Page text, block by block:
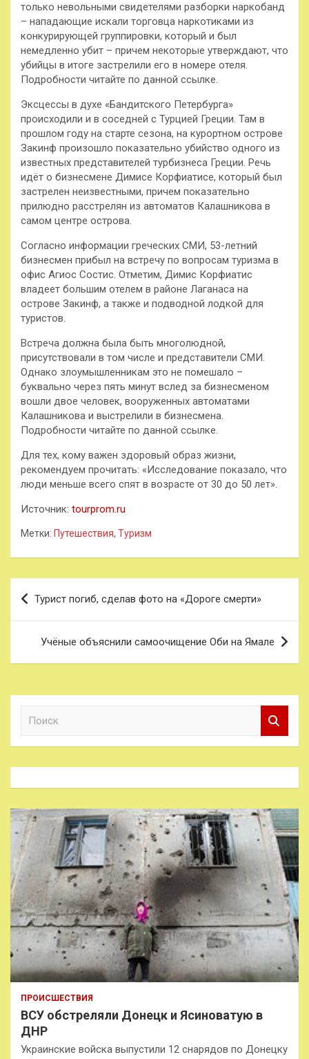
только невольными свидетелями разборки наркобанд
– нападающие искали торговца наркотиками из
конкурирующей группировки, который и был
немедленно убит – причем некоторые утверждают, что
убийцы в итоге застрелили его в номере отеля.
Подробности читайте по данной ссылке.
Эксцессы в духе «Бандитского Петербурга»
происходили и в соседней с Турцией Греции. Там в
прошлом году на старте сезона, на курортном острове
Закинф произошло показательно убийство одного из
известных представителей турбизнеса Греции. Речь
идёт о бизнесмене Димисе Корфиатисе, который был
застрелен неизвестными, причем показательно
прилюдно расстрелян из автоматов Калашникова в
самом центре острова.
Согласно информации греческих СМИ, 53-летний
бизнесмен прибыл на встречу по вопросам туризма в
офис Агиос Состис. Отметим, Димис Корфиатис
владеет большим отелем в районе Лаганаса на
острове Закинф, а также и подводной лодкой для
туристов.
Встреча должна была быть многолюдной,
присутствовали в том числе и представители СМИ.
Однако злоумышленникам это не помешало –
буквально через пять минут вслед за бизнесменом
вошли двое человек, вооруженных автоматами
Калашникова и выстрелили в бизнесмена.
Подробности читайте по данной ссылке.
Для тех, кому важен здоровый образ жизни,
рекомендуем прочитать: «Исследование показало, что
люди меньше всего спят в возрасте от 30 до 50 лет».
Источник: tourprom.ru
Метки: Путешествия, Туризм
Навигация
по
записям
Турист погиб, сделав фото на «Дороге смерти»
Учёные объяснили самоочищение Оби на Ямале
к
ПРОИСШЕСТВИЯ
ВСУ обстреляли Донецк и Ясиноватую в
ДНР
Украинские войска выпустили 12 снарядов по Донецку